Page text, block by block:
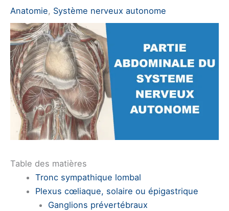
Anatomie, Système nerveux autonome
Table des matières
Tronc sympathique lombal
Plexus cœliaque, solaire ou épigastrique
Ganglions prévertébraux